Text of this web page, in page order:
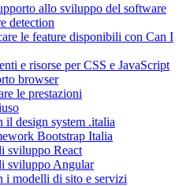
allo sviluppo del software
detection
le feature disponibili con Can I
e risorse per CSS e JavaScript
browser
le prestazioni
il design system .italia
Bootstrap Italia
sviluppo React
sviluppo Angular
i modelli di sito e servizi